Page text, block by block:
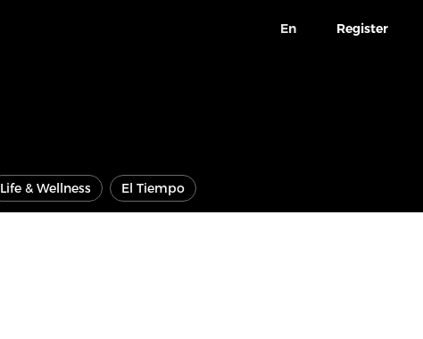
En Register
Life & Wellness El Tiempo